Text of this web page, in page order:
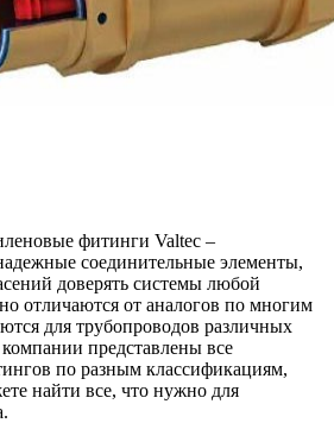
фитинги Valtec –
соединительные элементы,
доверять системы любой
отличаются от аналогов по многим
для трубопроводов различных
представлены все
по разным классификациям,
найти все, что нужно для